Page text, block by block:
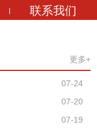
联系我们
更多+
07-24
07-20
07-19